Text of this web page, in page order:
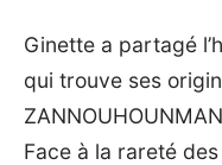
Ginette a partagé
qui trouve ses
Face à la rareté